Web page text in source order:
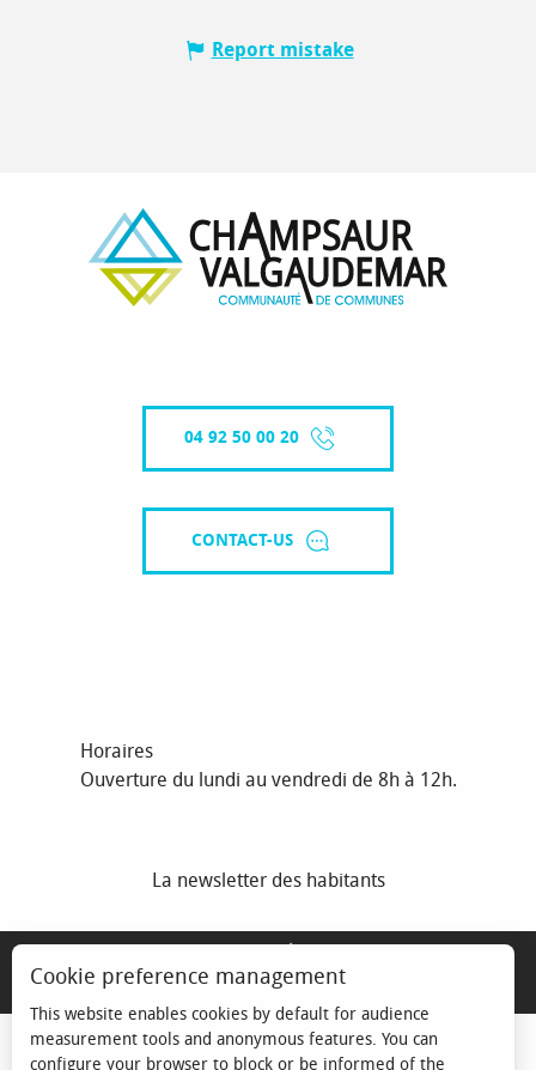
Report mistake
04 92 50 00 20
CONTACT-US
Horaires
Ouverture du lundi au vendredi de 8h à 12h.
La newsletter des habitants
Cookie preference management
This website enables cookies by default for audience
measurement tools and anonymous features. You can
configure your browser to block or be informed of the